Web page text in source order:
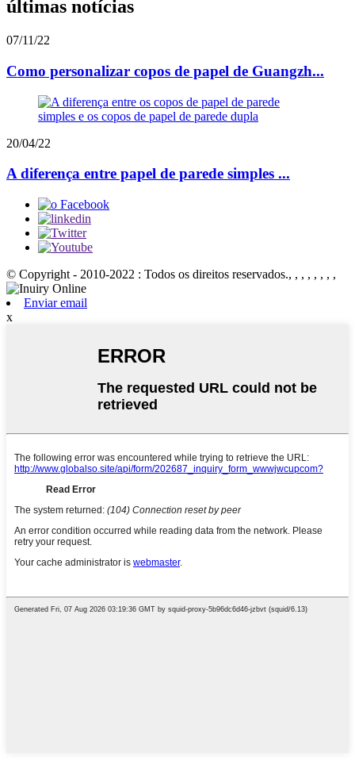
últimas notícias
07/11/22
Como personalizar copos de papel de Guangzh...
20/04/22
A diferença entre papel de parede simples ...
© Copyright - 2010-2022 : Todos os direitos reservados., , , , , , , ,
Enviar email
x